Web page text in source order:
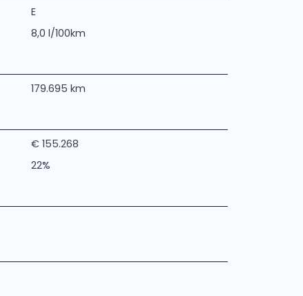
E
8,0 l/100km
179.695 km
€ 155.268
22%